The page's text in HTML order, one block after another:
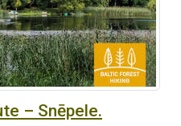
– Snēpele.